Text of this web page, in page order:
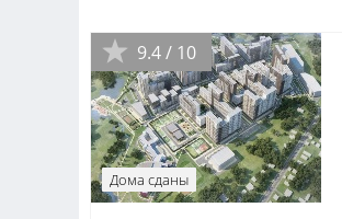
9.4 / 10
Дома сданы